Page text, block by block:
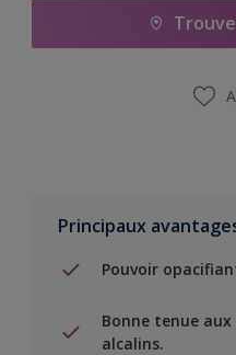
Principaux
Pouvoir
Bonne tenue
alcalins.